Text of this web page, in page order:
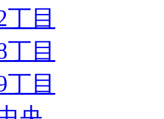
目
目
目